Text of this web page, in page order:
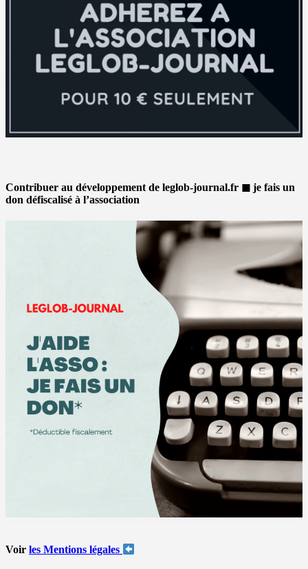
Contribuer au développement de leglob-journal.fr ◼ je fais un
don défiscalisé à l’association
Voir les Mentions légales